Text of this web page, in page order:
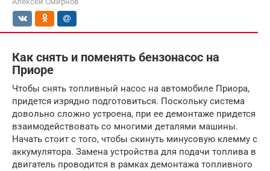
Как снять и поменять бензонасос на
Приоре
Чтобы снять топливный насос на автомобиле Приора,
придется изрядно подготовиться. Поскольку система
довольно сложно устроена, при ее демонтаже придется
взаимодействовать со многими деталями машины.
Начать стоит с того, чтобы скинуть минусовую клемму с
аккумулятора. Замена устройства для подачи топлива в
двигатель проводится в рамках демонтажа топливного